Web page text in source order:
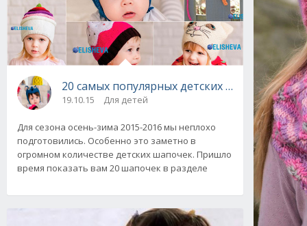
20 самых популярных детских шапочек
19.10.15 Для детей
Для сезона осень-зима 2015-2016 мы неплохо
подготовились. Особенно это заметно в
огромном количестве детских шапочек. Пришло
время показать вам 20 шапочек в разделе